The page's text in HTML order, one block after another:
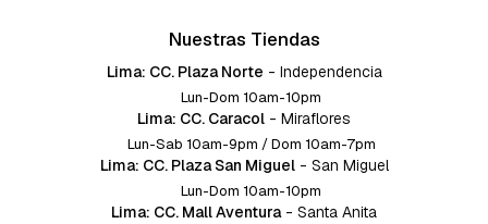
Nuestras Tiendas
Lima: CC. Plaza Norte - Independencia
Lun-Dom 10am-10pm
Lima: CC. Caracol - Miraflores
Lun-Sab 10am-9pm / Dom 10am-7pm
Lima: CC. Plaza San Miguel - San Miguel
Lun-Dom 10am-10pm
Lima: CC. Mall Aventura - Santa Anita